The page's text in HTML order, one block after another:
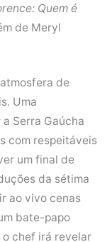
Quem é
de Meryl
de
Uma
Serra Gaúcha
com respeitáveis
um final de
da sétima
ao vivo cenas
bate-papo
chef irá revelar